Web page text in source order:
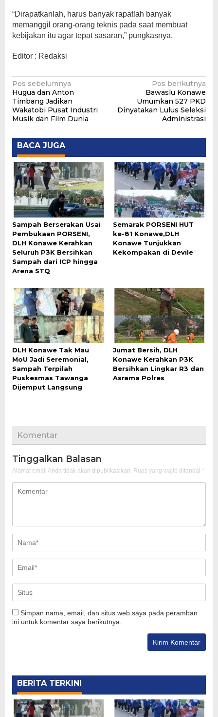
“Dirapatkanlah, harus banyak rapatlah banyak
memanggil orang-orang teknis pada saat membuat
kebijakan itu agar tepat sasaran,” pungkasnya.
Editor : Redaksi
Navigasi
pos
Pos sebelumnya
Hugua dan Anton
Timbang Jadikan
Wakatobi Pusat Industri
Musik dan Film Dunia
Pos berikutnya
Bawaslu Konawe
Umumkan 527 PKD
Dinyatakan Lulus Seleksi
Administrasi
BACA JUGA
Sampah Berserakan Usai
Pembukaan PORSENI,
DLH Konawe Kerahkan
Seluruh P3K Bersihkan
Sampah dari ICP hingga
Arena STQ
Semarak PORSENI HUT
ke-81 Konawe,DLH
Konawe Tunjukkan
Kekompakan di Devile
DLH Konawe Tak Mau
MoU Jadi Seremonial,
Sampah Terpilah
Puskesmas Tawanga
Dijemput Langsung
Jumat Bersih, DLH
Konawe Kerahkan P3K
Bersihkan Lingkar R3 dan
Asrama Polres
Komentar
Tinggalkan Balasan
Alamat email Anda tidak akan dipublikasikan. Ruas yang wajib ditandai *
Simpan nama, email, dan situs web saya pada peramban
ini untuk komentar saya berikutnya.
BERITA TERKINI